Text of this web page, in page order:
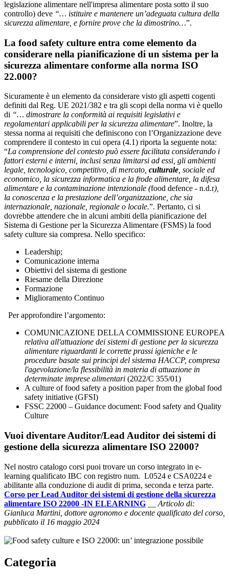
legislazione alimentare nell'impresa alimentare posta sotto il suo
controllo) deve “… istituire e mantenere un’adeguata cultura della
sicurezza alimentare, e fornire prove che la dimostrino…”.
La food safety culture entra come elemento da
considerare nella pianificazione di un sistema per la
sicurezza alimentare conforme alla norma ISO
22.000?
Sicuramente è un elemento da considerare visto gli aspetti cogenti
definiti dal Reg. UE 2021/382 e tra gli scopi della norma vi è quello
di “… dimostrare la conformità ai requisiti legislativi e
regolamentari applicabili per la sicurezza alimentare”. Inoltre, la
stessa norma ai requisiti che definiscono con l’Organizzazione deve
comprendere il contesto in cui opera (4.1) riporta la seguente nota:
“La comprensione del contesto può essere facilitata considerando i
fattori esterni e interni, inclusi senza limitarsi ad essi, gli ambienti
legale, tecnologico, competitivo, di mercato, culturale, sociale ed
economico, la sicurezza informatica e la frode alimentare, la difesa
alimentare e la contaminazione intenzionale (food defence - n.d.r),
la conoscenza e la prestazione dell’organizzazione, che sia
internazionale, nazionale, regionale o locale.”. Pertanto, ci si
dovrebbe attendere che in alcuni ambiti della pianificazione del
Sistema di Gestione per la Sicurezza Alimentare (FSMS) la food
safety culture sia compresa. Nello specifico:
Leadership;
Comunicazione interna
Obiettivi del sistema di gestione
Riesame della Direzione
Formazione
Miglioramento Continuo
Per approfondire l’argomento:
COMUNICAZIONE DELLA COMMISSIONE EUROPEA
relativa all'attuazione dei sistemi di gestione per la sicurezza
alimentare riguardanti le corrette prassi igieniche e le
procedure basate sui principi del sistema HACCP, compresa
l'agevolazione/la flessibilità in materia di attuazione in
determinate imprese alimentari (2022/C 355/01)
A culture of food safety a position paper from the global food
safety initiative (GFSI)
FSSC 22000 – Guidance document: Food safety and Quality
Culture
Vuoi diventare Auditor/Lead Auditor dei sistemi di
gestione della sicurezza alimentare ISO 22000?
Nel nostro catalogo corsi puoi trovare un corso integrato in e-
learning qualificato IBC con registro num. L0524 e CSA0224 e
abilitante alla conduzione di audit di prima, seconda e terza parte.
Corso per Lead Auditor dei sistemi di gestione della sicurezza
alimentare ISO 22000 -IN ELEARNING
Articolo di:
Gianluca Martini, dottore agronomo e docente qualificato del corso,
pubblicato il 16 maggio 2024
Categoria